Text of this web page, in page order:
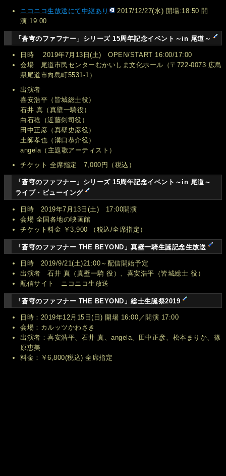
ニコニコ生放送にて中継あり
2017/12/27(水) 開場:18:50 開
演:19:00
「蒼穹のファフナー」シリーズ 15周年記念イベント～in 尾道～
日時 2019年7月13日(土) OPEN/START 16:00/17:00
会場 尾道市民センターむかいしま文化ホール（〒722-0073 広島
県尾道市向島町5531-1）
出演者
喜安浩平（皆城総士役）
石井 真（真壁一騎役）
白石稔（近藤剣司役）
田中正彦（真壁史彦役）
土師孝也（溝口恭介役）
angela（主題歌アーティスト）
チケット 全席指定 7,000円（税込）
「蒼穹のファフナー」シリーズ 15周年記念イベント～in 尾道～
ライブ・ビューイング
日時 2019年7月13日(土) 17:00開演
会場 全国各地の映画館
チケット料金 ￥3,900 （税込/全席指定）
「蒼穹のファフナー THE BEYOND」真壁一騎生誕記念生放送
日時 2019/9/21(土)21:00～配信開始予定
出演者 石井 真（真壁一騎 役）、喜安浩平（皆城総士 役）
配信サイト ニコニコ生放送
「蒼穹のファフナー THE BEYOND」総士生誕祭2019
日時：2019年12月15日(日) 開場 16:00／開演 17:00
会場：カルッツかわさき
出演者：喜安浩平、石井 真、angela、田中正彦、松本まりか、篠
原恵美
料金：￥6,800(税込) 全席指定